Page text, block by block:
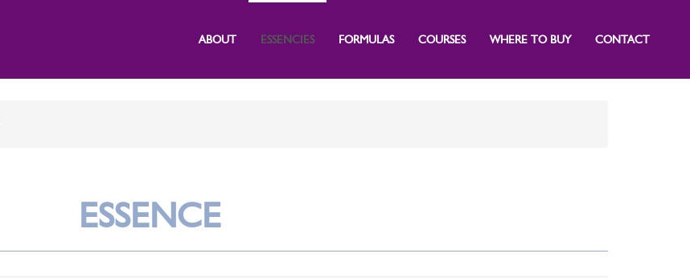
ABOUT ESSENCIES FORMULAS COURSES WHERE TO BUY CONTACT
ESSENCE